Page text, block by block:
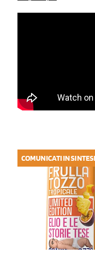
COMUNICATI IN SINTESI